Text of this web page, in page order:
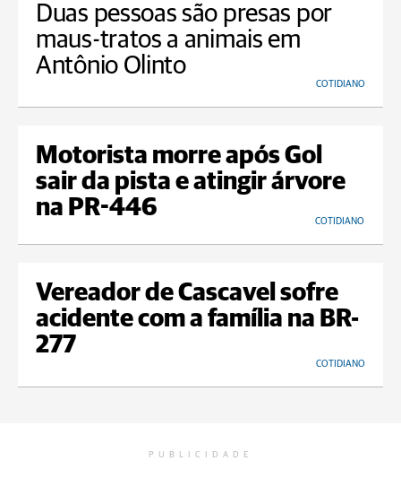
Duas pessoas são presas por
maus-tratos a animais em
Antônio Olinto
COTIDIANO
Motorista morre após Gol
sair da pista e atingir árvore
na PR-446
COTIDIANO
Vereador de Cascavel sofre
acidente com a família na BR-
277
COTIDIANO
PUBLICIDADE